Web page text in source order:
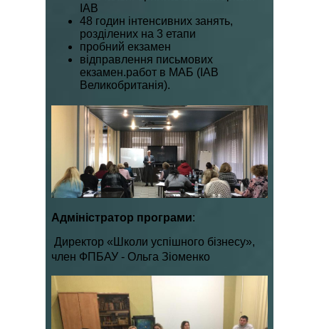
IAB
48 годин інтенсивних занять,
розділених на 3 етапи
пробний екзамен
відправлення письмових
екзамен.работ в МАБ (IAB
Великобританія).
Адміністратор програми:
Директор «Школи успішного бізнесу»,
член ФПБАУ - Ольга Зіоменко